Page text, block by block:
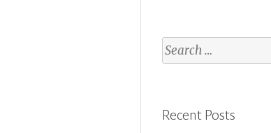
S
e
c
Recent Posts